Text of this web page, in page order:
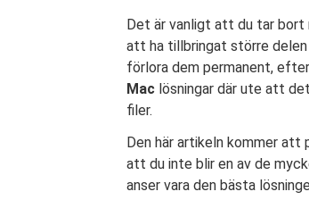
Det är vanligt att du tar bort
att ha tillbringat större
förlora dem permanent,
Mac lösningar där ute att
filer.
Den här artikeln kommer
att du inte blir en av de
anser vara den bästa